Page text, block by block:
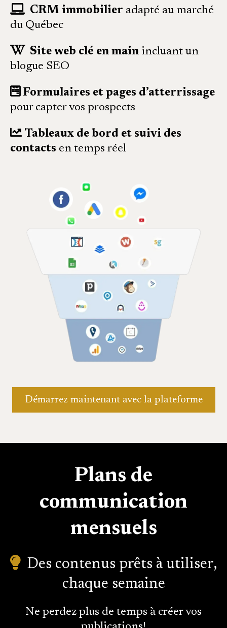
CRM immobilier adapté au marché
du Québec
Site web clé en main incluant un
blogue SEO
Formulaires et pages d’atterrissage
pour capter vos prospects
Tableaux de bord et suivi des
contacts en temps réel
Démarrez maintenant avec la plateforme
Plans de
communication
mensuels
Des contenus prêts à utiliser,
chaque semaine
Ne perdez plus de temps à créer vos